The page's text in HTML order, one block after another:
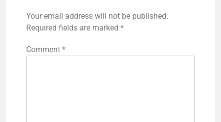
Your email address will not be published.
Required fields are marked *
Comment *